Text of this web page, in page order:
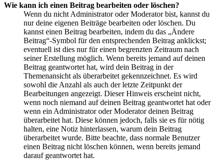
Wie kann ich einen Beitrag bearbeiten oder löschen?
Wenn du nicht Administrator oder Moderator bist, kannst du
nur deine eigenen Beiträge bearbeiten oder löschen. Du
kannst einen Beitrag bearbeiten, indem du das „Ändere
Beitrag“-Symbol für den entsprechenden Beitrag anklickst;
eventuell ist dies nur für einen begrenzten Zeitraum nach
seiner Erstellung möglich. Wenn bereits jemand auf deinen
Beitrag geantwortet hat, wird dein Beitrag in der
Themenansicht als überarbeitet gekennzeichnet. Es wird
sowohl die Anzahl als auch der letzte Zeitpunkt der
Bearbeitungen angezeigt. Dieser Hinweis erscheint nicht,
wenn noch niemand auf deinen Beitrag geantwortet hat oder
wenn ein Administrator oder Moderator deinen Beitrag
überarbeitet hat. Diese können jedoch, falls sie es für nötig
halten, eine Notiz hinterlassen, warum dein Beitrag
überarbeitet wurde. Bitte beachte, dass normale Benutzer
einen Beitrag nicht löschen können, wenn bereits jemand
darauf geantwortet hat.